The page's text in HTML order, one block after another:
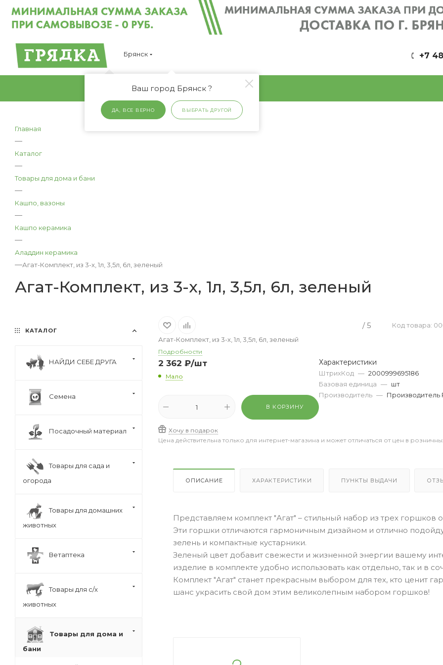
Брянск
Ваш город Брянск ?
ДА, ВСЕ ВЕРНО ВЫБРАТЬ ДРУГОЙ
+7
Главная
—
Каталог
—
Товары для дома и бани
—
Кашпо, вазоны
—
Кашпо керамика
—
Аладдин керамика
—Агат-Комплект, из 3-х, 1л, 3,5л, 6л, зеленый
Агат-Комплект, из 3-х, 1л, 3,5л, 6л, зеленый
/ 5
Код товара:
Агат-Комплект, из 3-х, 1л, 3,5л, 6л, зеленый
Подробности
2 362 ₽/шт
Мало
В КОРЗИНУ
Хочу в подарок
Характеристики
ШтрихКод — 2000999695186
Базовая единица — шт
Производитель — Производитель
Цена действительна только для интернет-магазина и может отличаться от цен в
ОПИСАНИЕ ХАРАКТЕРИСТИКИ ПУНКТЫ ВЫДАЧИ
Представляем комплект "Агат" – стильный набор из трех горшков
Эти горшки отличаются гармоничным дизайном и отлично
зелень и компактные кустарники.
Зеленый цвет добавит свежести и жизненной энергии вашему
изделие в комплекте удобно использовать как отдельно, так и в
Комплект "Агат" станет прекрасным выбором для тех, кто ценит
шанс украсить свой дом этим великолепным набором горшков!
КАТАЛОГ
НАЙДИ СЕБЕ ДРУГА
Семена
Посадочный материал
Товары для сада и
огорода
Товары для домашних
животных
Ветаптека
Товары для с/х
животных
Товары для дома и
бани